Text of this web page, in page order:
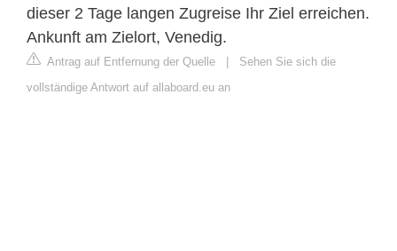
dieser 2 Tage langen Zugreise Ihr Ziel erreichen.
Ankunft am Zielort, Venedig.
Antrag auf Entfernung der Quelle
Sehen Sie sich die
vollständige Antwort auf allaboard.eu an